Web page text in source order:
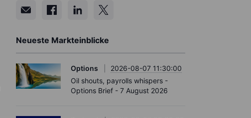
Neueste Markteinblicke
Options
2026-08-07 11:30:00
Oil shouts, payrolls whispers -
Options Brief - 7 August 2026